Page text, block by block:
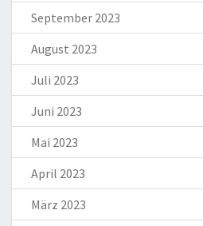
September 2023
August 2023
Juli 2023
Juni 2023
Mai 2023
April 2023
März 2023